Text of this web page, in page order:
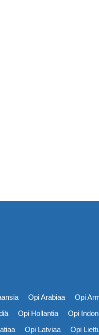
Opi Arabiaa Opi
Opi Hollantia Opi
Opi Latviaa Opi